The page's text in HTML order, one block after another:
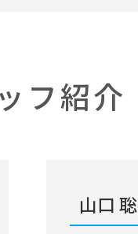
フ紹介
山口 聡